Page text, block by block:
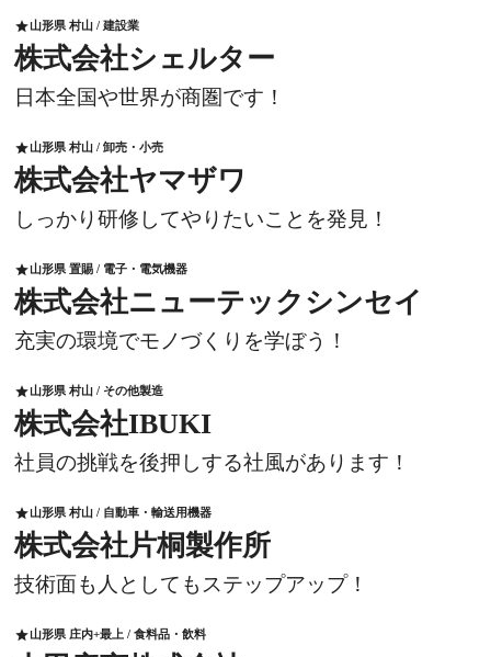
star山形県 村山 / 建設業
株式会社シェルター
日本全国や世界が商圏です！
star山形県 村山 / 卸売・小売
株式会社ヤマザワ
しっかり研修してやりたいことを発見！
star山形県 置賜 / 電子・電気機器
株式会社ニューテックシンセイ
充実の環境でモノづくりを学ぼう！
star山形県 村山 / その他製造
株式会社IBUKI
社員の挑戦を後押しする社風があります！
star山形県 村山 / 自動車・輸送用機器
株式会社片桐製作所
技術面も人としてもステップアップ！
star山形県 庄内+最上 / 食料品・飲料